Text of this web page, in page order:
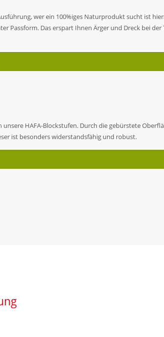
wer ein 100%iges Naturprodukt sucht ist
Passform. Das erspart Ihnen Ärger und Dreck bei
unsere HAFA-Blockstufen. Durch die gebürstete
ist besonders widerstandsfähig und robust.